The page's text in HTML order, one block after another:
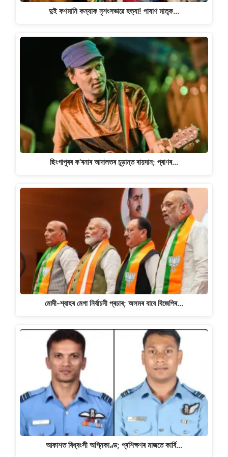
দুই কণমানি কন্যাক নৃশংসভাৱে হত্যা! পাষাণ মাতৃক…
ছিংগাপুৰৰ ক'ৰনাৰ আদালতৰ চূড়ান্ত ৰায়দান; প্ৰাণৰ…
মোদী-শ্বাহৰ মেগা নিৰ্বাচনী প্ৰচাৰ; অসমৰ বাবে বিজেপিৰ…
আকাশত বিধ্বংসী অগ্নিকাণ্ড; প্ৰশিক্ষণৰ মাজতে কাৰ্বি…